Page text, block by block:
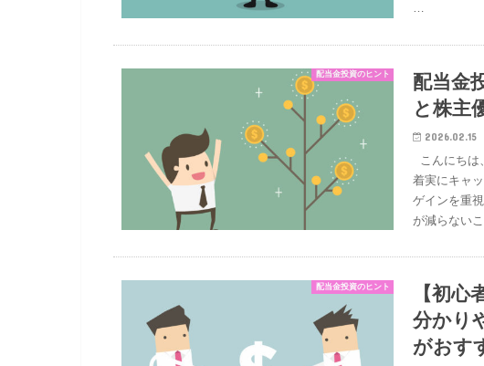
…
配当金投資のヒント
配当金
と株主
2026.02.15
こんにちは
着実にキャ
ゲインを重
が減らない
配当金投資のヒント
【初
分かり
がおす